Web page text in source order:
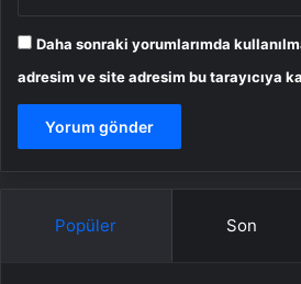
Daha sonraki yorumlarımda
adresim ve site adresim bu tarayıcıya
Popüler Son